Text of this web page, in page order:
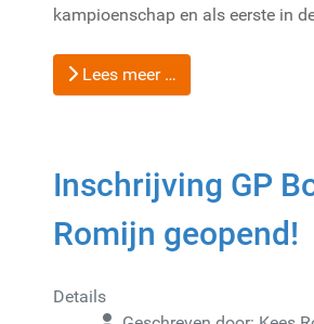
kampioenschap en als eerste in
Lees meer …
Inschrijving GP
Romijn geopend!
Details